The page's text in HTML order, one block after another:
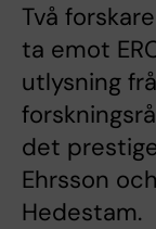
Två
ta emot
utlysning
det
Ehrsson
Hedestam.